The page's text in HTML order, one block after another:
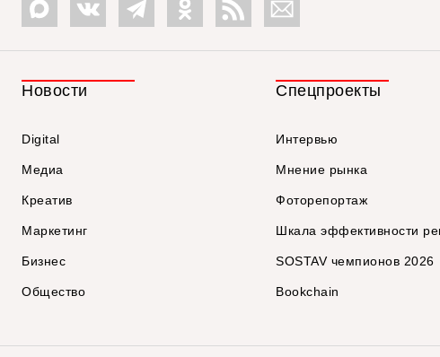
Новости
Digital
Медиа
Креатив
Маркетинг
Бизнес
Общество
Спецпроекты
Интервью
Мнение рынка
Фоторепортаж
Шкала эффективности
SOSTAV чемпионов 2026
Bookchain